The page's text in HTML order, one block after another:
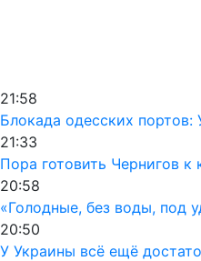
21:58
Блокада одесских
21:33
Пора готовить Чернигов к
20:58
«Голодные, без воды, под
20:50
У Украины всё ещё